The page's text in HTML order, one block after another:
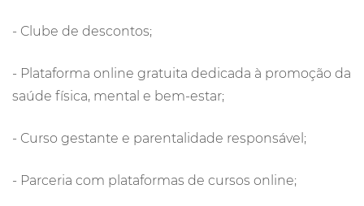
- Clube de descontos;
- Plataforma online gratuita dedicada à promoção da
saúde física, mental e bem-estar;
- Curso gestante e parentalidade responsável;
- Parceria com plataformas de cursos online;